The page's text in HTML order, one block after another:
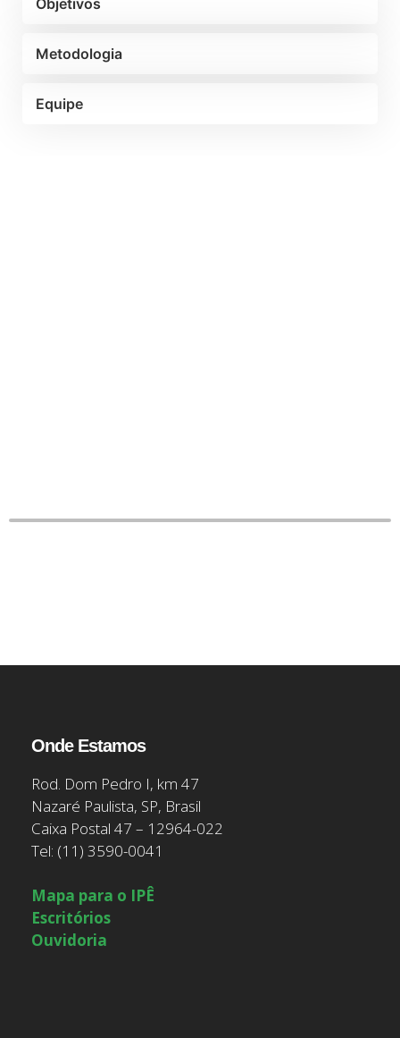
Metodologia
Equipe
Onde Estamos
Rod. Dom Pedro I, km 47
Nazaré Paulista, SP, Brasil
Caixa Postal 47 – 12964-022
Tel: (11) 3590-0041
Mapa para o IPÊ
Escritórios
Ouvidoria